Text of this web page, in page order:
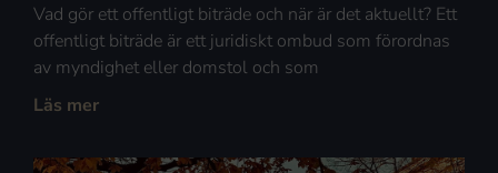
Vad gör ett offentligt biträde och när är det aktuellt? Ett
offentligt biträde är ett juridiskt ombud som förordnas
av myndighet eller domstol och som
Läs mer